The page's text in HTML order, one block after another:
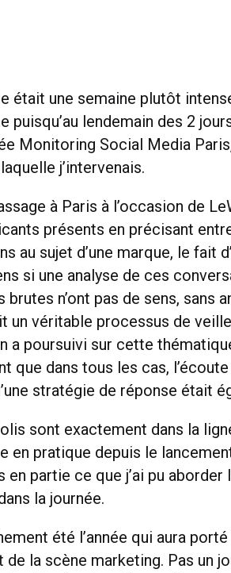
était une semaine plutôt
puisqu’au lendemain des 2
Monitoring Social Media
j’intervenais.
à Paris à l’occasion de
présents en précisant
au sujet d’une marque, le fait
si une analyse de ces
brutes n’ont pas de sens, sans
un véritable processus de
a poursuivi sur cette
que dans tous les cas, l’écoute
stratégie de réponse était
sont exactement dans la
en pratique depuis le
en partie ce que j’ai pu
la journée.
été l’année qui aura porté
de la scène marketing. Pas un